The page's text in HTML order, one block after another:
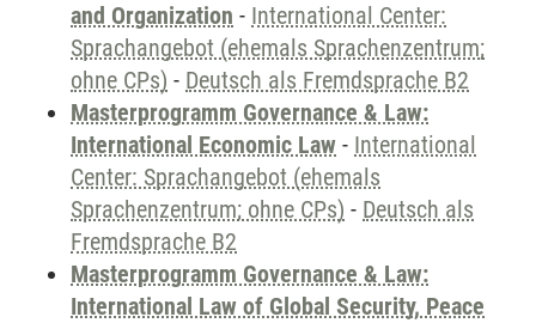
and Organization - International Center:
Sprachangebot (ehemals Sprachenzentrum;
ohne CPs) - Deutsch als Fremdsprache B2
Masterprogramm Governance & Law:
International Economic Law - International
Center: Sprachangebot (ehemals
Sprachenzentrum; ohne CPs) - Deutsch als
Fremdsprache B2
Masterprogramm Governance & Law:
International Law of Global Security, Peace